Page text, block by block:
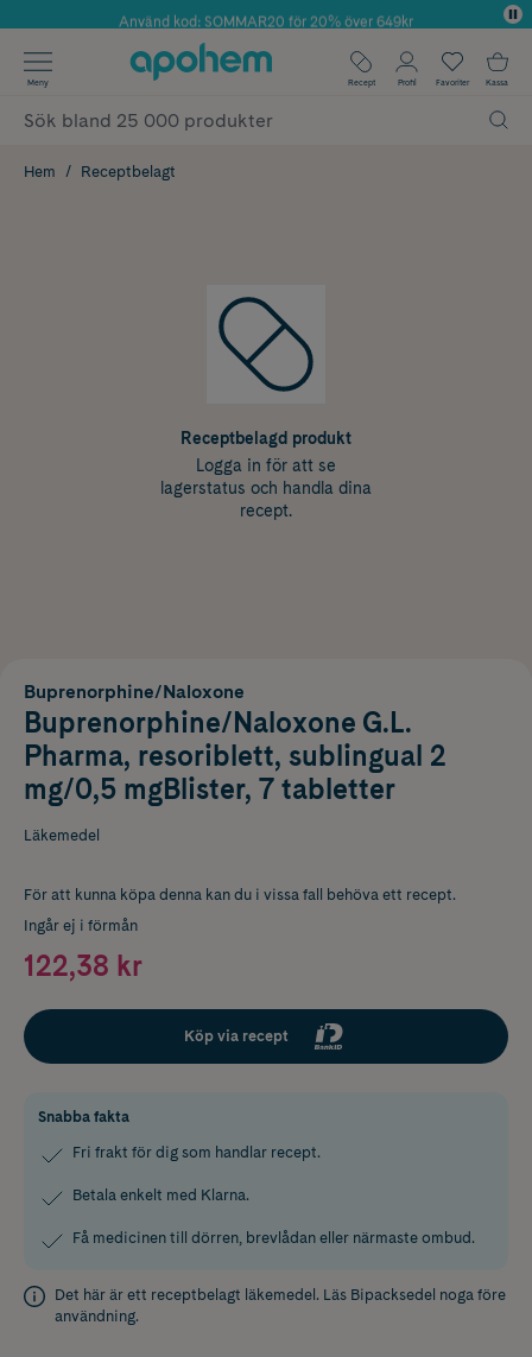
Årets Butik 2025 inom Skönhet
Använd kod: SOMMAR20 för 20% över 649kr
✓ Fri frakt
✓ Poäng på alla köp*
Meny Recept Profil Favoriter Kassa
Hem Receptbelagt
Receptbelagd produkt
Logga in för att se
lagerstatus och handla dina
recept.
Buprenorphine/Naloxone
Buprenorphine/Naloxone G.L.
Pharma, resoriblett, sublingual 2
mg/0,5 mgBlister, 7 tabletter
Läkemedel
För att kunna köpa denna kan du i vissa fall behöva ett recept.
Ingår ej i förmån
122,38 kr
Köp via recept
Snabba fakta
Fri frakt för dig som handlar recept.
Betala enkelt med Klarna.
Få medicinen till dörren, brevlådan eller närmaste ombud.
Det här är ett receptbelagt läkemedel. Läs Bipacksedel noga före
användning.